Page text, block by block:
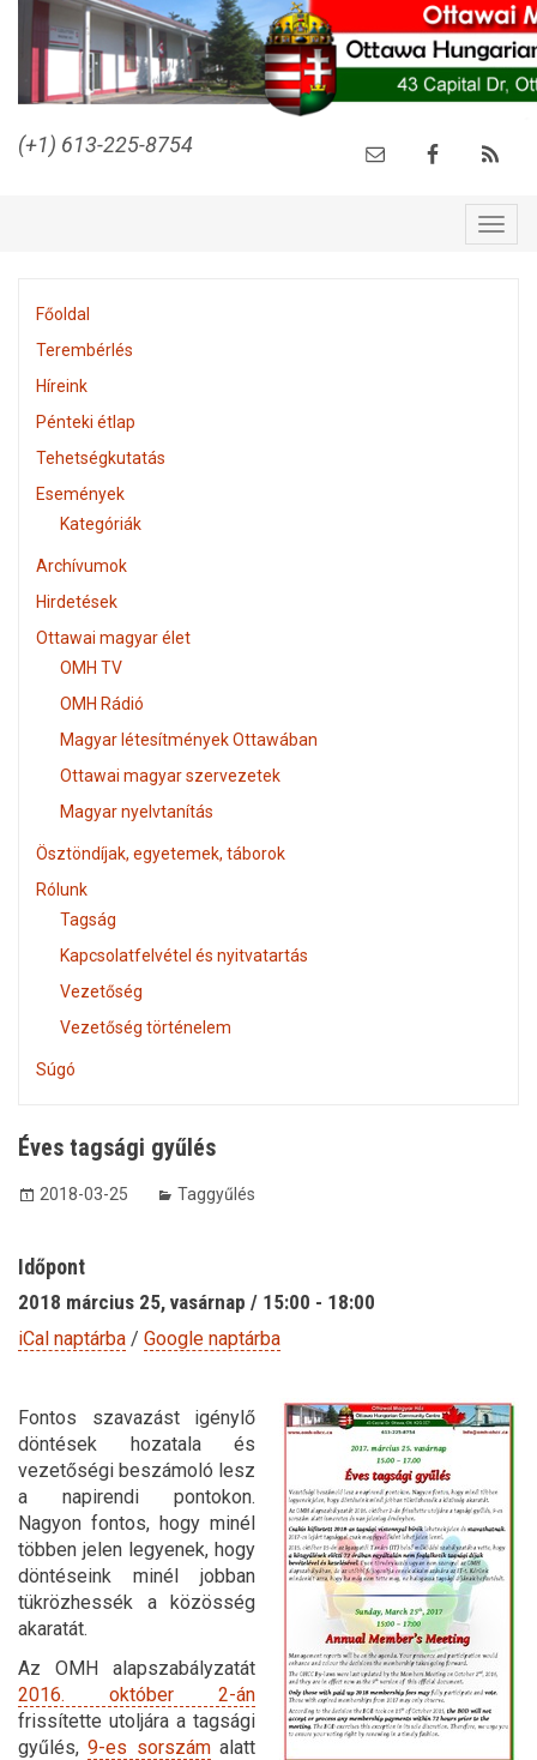
(+1) 613-225-8754
Főoldal
Terembérlés
Híreink
Pénteki étlap
Tehetségkutatás
Események
Kategóriák
Archívumok
Hirdetések
Ottawai magyar élet
OMH TV
OMH Rádió
Magyar létesítmények Ottawában
Ottawai magyar szervezetek
Magyar nyelvtanítás
Ösztöndíjak, egyetemek, táborok
Rólunk
Tagság
Kapcsolatfelvétel és nyitvatartás
Vezetőség
Vezetőség történelem
Súgó
Éves tagsági gyűlés
2018-03-25 Taggyűlés
Időpont
2018 március 25, vasárnap / 15:00 - 18:00
iCal naptárba / Google naptárba
Fontos szavazást igénylő
döntések hozatala és
vezetőségi beszámoló lesz
a napirendi pontokon.
Nagyon fontos, hogy minél
többen jelen legyenek, hogy
döntéseink minél jobban
tükrözhessék a közösség
akaratát.
Az OMH alapszabályzatát
2016. október 2-án
frissítette utoljára a tagsági
gyűlés,9-es sorszámalatt